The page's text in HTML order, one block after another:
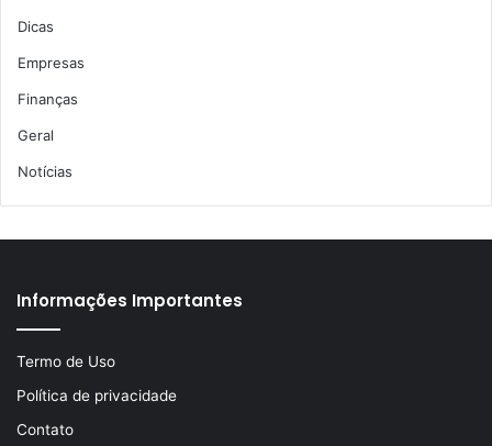
Dicas
Empresas
Finanças
Geral
Notícias
Informações Importantes
Termo de Uso
Política de privacidade
Contato